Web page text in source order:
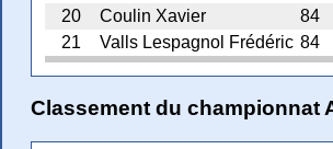
20
Coulin Xavier 84
21
Valls Lespagnol Frédéric 84
Classement du championnat